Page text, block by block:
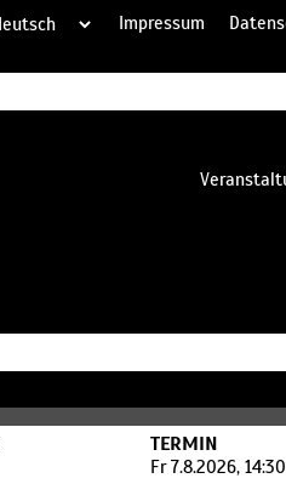
Impressum
TERMIN
Fr 7.8.2026,